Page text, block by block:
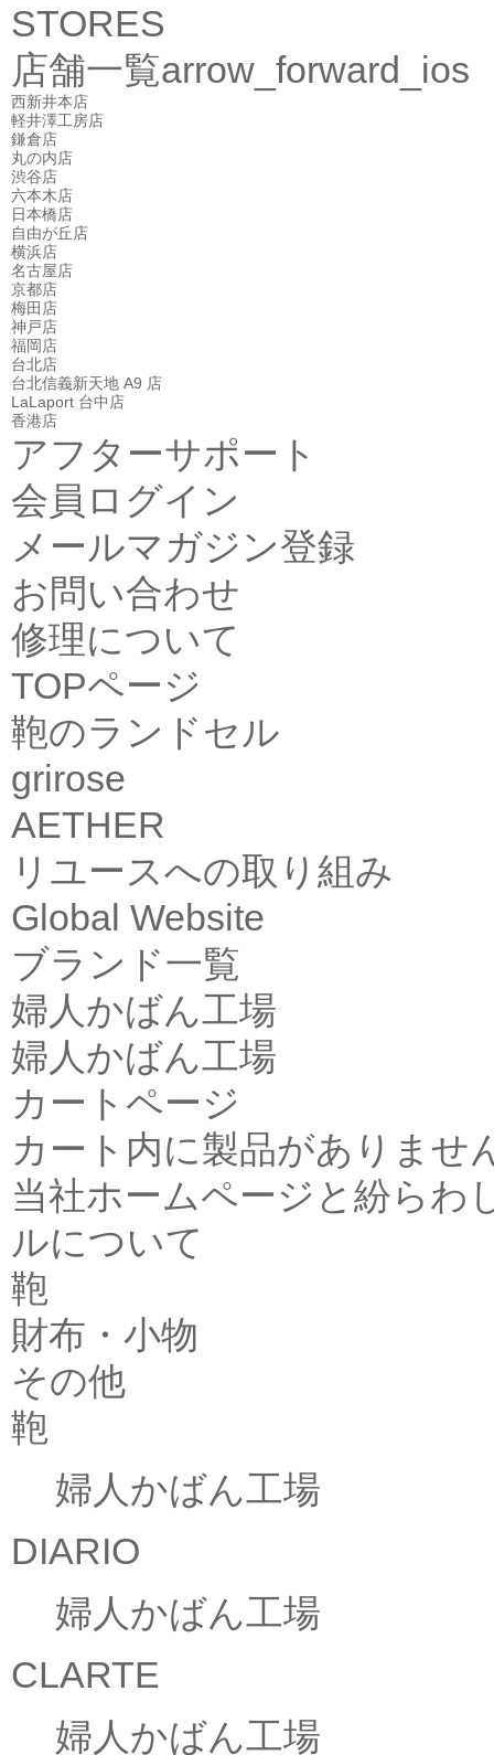
STORES
店舗一覧arrow_forward_ios
西新井本店
軽井澤工房店
鎌倉店
丸の内店
渋谷店
六本木店
日本橋店
自由が丘店
横浜店
名古屋店
京都店
梅田店
神戸店
福岡店
台北店
台北信義新天地 A9 店
LaLaport 台中店
香港店
アフターサポート
会員ログイン
メールマガジン登録
お問い合わせ
修理について
TOPページ
鞄のランドセル
grirose
AETHER
リユースへの取り組み
Global Website
ブランド一覧
婦人かばん工場
婦人かばん工場
カートページ
カート内に製品がありませ
当社ホームページと紛らわ
ルについて
鞄
財布・小物
その他
鞄
婦人かばん工場
DIARIO
婦人かばん工場
CLARTE
婦人かばん工場